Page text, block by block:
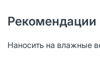
Наносить на влажные